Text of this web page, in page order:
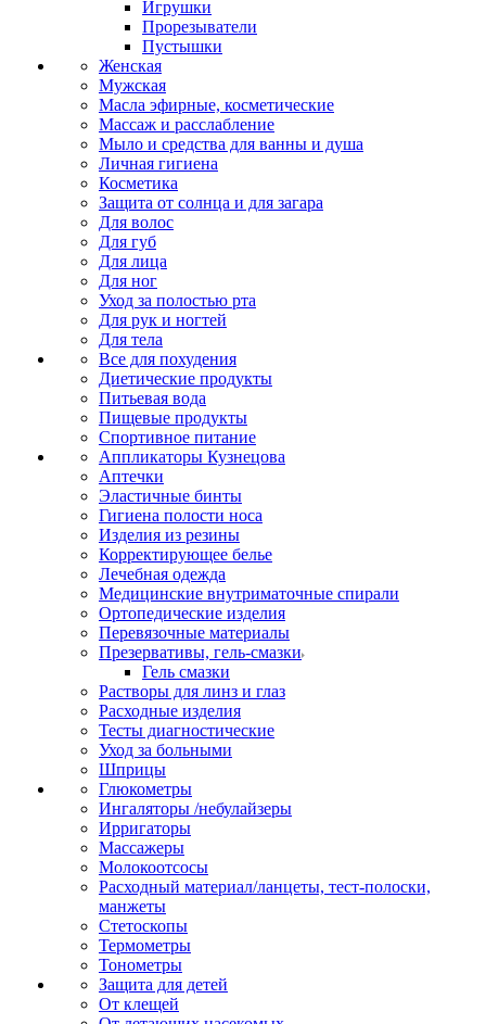
Игрушки
Прорезыватели
Пустышки
Женская
Мужская
Масла эфирные, косметические
Массаж и расслабление
Мыло и средства для ванны и душа
Личная гигиена
Косметика
Защита от солнца и для загара
Для волос
Для губ
Для лица
Для ног
Уход за полостью рта
Для рук и ногтей
Для тела
Все для похудения
Диетические продукты
Питьевая вода
Пищевые продукты
Спортивное питание
Аппликаторы Кузнецова
Аптечки
Эластичные бинты
Гигиена полости носа
Изделия из резины
Корректирующее белье
Лечебная одежда
Медицинские внутриматочные спирали
Ортопедические изделия
Перевязочные материалы
Презервативы, гель-смазки
Гель смазки
Растворы для линз и глаз
Расходные изделия
Тесты диагностические
Уход за больными
Шприцы
Глюкометры
Ингаляторы /небулайзеры
Ирригаторы
Массажеры
Молокоотсосы
Расходный материал/ланцеты, тест-полоски,
манжеты
Стетоскопы
Термометры
Тонометры
Защита для детей
От клещей